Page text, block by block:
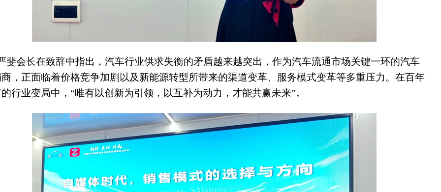
斐会长在致辞中指出，汽车行业供求失衡的矛盾越来越突出，作为汽车流通市场关键一环的汽车
，正面临着价格竞争加剧以及新能源转型所带来的渠道变革、服务模式变革等多重压力。在百年
行业变局中，“唯有以创新为引领，以互补为动力，才能共赢未来”。